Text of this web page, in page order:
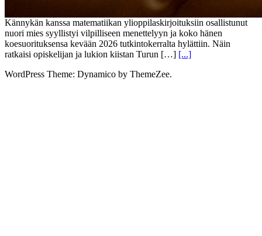
Kännykän kanssa matematiikan ylioppilaskirjoituksiin osallistunut
nuori mies syyllistyi vilpilliseen menettelyyn ja koko hänen
koesuorituksensa kevään 2026 tutkintokerralta hylättiin. Näin
ratkaisi opiskelijan ja lukion kiistan Turun […] [...]
WordPress Theme: Dynamico by ThemeZee.